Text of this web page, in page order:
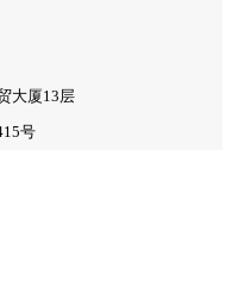
大厦13层
号